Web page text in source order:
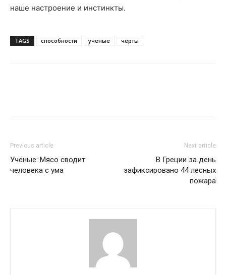
наше настроение и инстинкты.
TAGS способности ученые черты
Previous article
Учёные: Мясо сводит
человека с ума
Next article
В Греции за день
зафиксировано 44 лесных
пожара